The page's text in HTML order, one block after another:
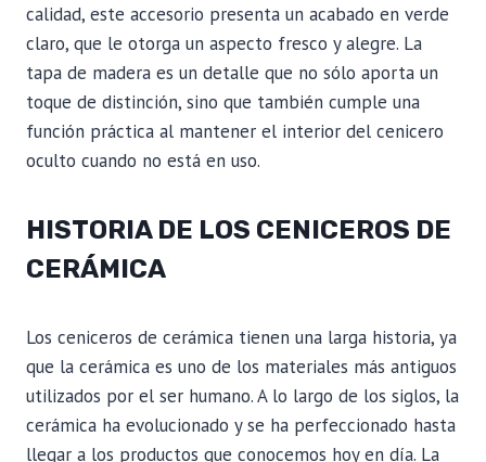
calidad, este accesorio presenta un acabado en verde
claro, que le otorga un aspecto fresco y alegre. La
tapa de madera es un detalle que no sólo aporta un
toque de distinción, sino que también cumple una
función práctica al mantener el interior del cenicero
oculto cuando no está en uso.
HISTORIA DE LOS CENICEROS DE
CERÁMICA
Los ceniceros de cerámica tienen una larga historia, ya
que la cerámica es uno de los materiales más antiguos
utilizados por el ser humano. A lo largo de los siglos, la
cerámica ha evolucionado y se ha perfeccionado hasta
llegar a los productos que conocemos hoy en día. La